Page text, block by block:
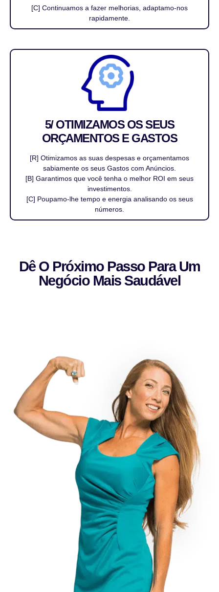
[C] Continuamos a fazer melhorias, adaptamo-nos
rapidamente.
5/ OTIMIZAMOS OS SEUS
ORÇAMENTOS E GASTOS
[R] Otimizamos as suas despesas e orçamentamos
sabiamente os seus Gastos com Anúncios.
[B] Garantimos que você tenha o melhor ROI em seus
investimentos.
[C] Poupamo-lhe tempo e energia analisando os seus
números.
Dê O Próximo Passo Para Um
Negócio Mais Saudável